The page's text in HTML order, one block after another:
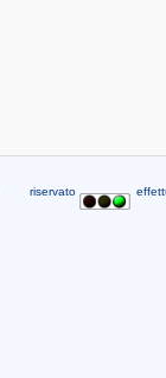
riservato